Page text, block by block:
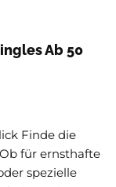
Ab 50
Finde die
für ernsthafte
spezielle